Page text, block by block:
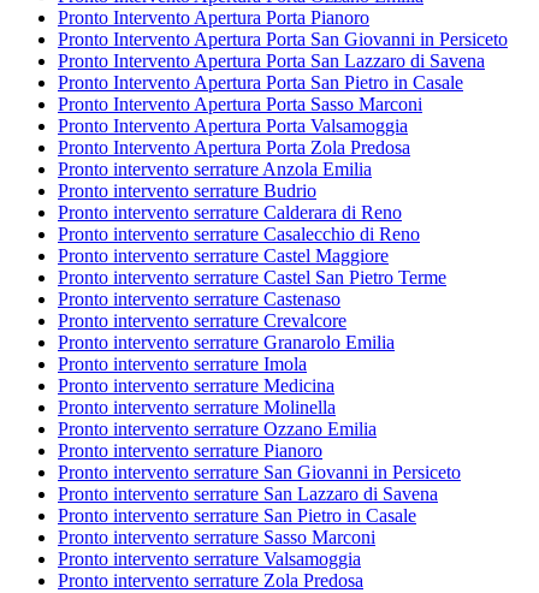
Pronto Intervento Apertura Porta Pianoro
Pronto Intervento Apertura Porta San Giovanni in Persiceto
Pronto Intervento Apertura Porta San Lazzaro di Savena
Pronto Intervento Apertura Porta San Pietro in Casale
Pronto Intervento Apertura Porta Sasso Marconi
Pronto Intervento Apertura Porta Valsamoggia
Pronto Intervento Apertura Porta Zola Predosa
Pronto intervento serrature Anzola Emilia
Pronto intervento serrature Budrio
Pronto intervento serrature Calderara di Reno
Pronto intervento serrature Casalecchio di Reno
Pronto intervento serrature Castel Maggiore
Pronto intervento serrature Castel San Pietro Terme
Pronto intervento serrature Castenaso
Pronto intervento serrature Crevalcore
Pronto intervento serrature Granarolo Emilia
Pronto intervento serrature Imola
Pronto intervento serrature Medicina
Pronto intervento serrature Molinella
Pronto intervento serrature Ozzano Emilia
Pronto intervento serrature Pianoro
Pronto intervento serrature San Giovanni in Persiceto
Pronto intervento serrature San Lazzaro di Savena
Pronto intervento serrature San Pietro in Casale
Pronto intervento serrature Sasso Marconi
Pronto intervento serrature Valsamoggia
Pronto intervento serrature Zola Predosa